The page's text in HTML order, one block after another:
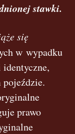
stawki.
się
w wypadku
pojeździe.
prawo